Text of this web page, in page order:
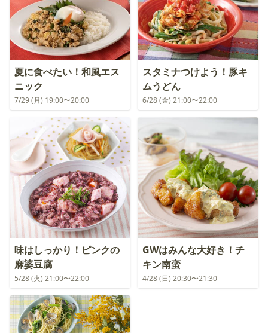
夏に食べたい！和風エス
ニック
7/29 (月) 19:00〜20:00
スタミナつけよう！豚キ
ムうどん
6/28 (金) 21:00〜22:00
味はしっかり！ピンクの
麻婆豆腐
5/28 (火) 21:00〜22:00
GWはみんな大好き！チ
キン南蛮
4/28 (日) 20:30〜21:30